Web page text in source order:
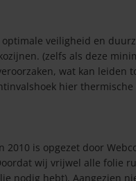
veiligheid en
(zelfs als deze
wat kan leiden
hier
is opgezet door
wij vrijwel alle folie
nodig hebt). Aangezien